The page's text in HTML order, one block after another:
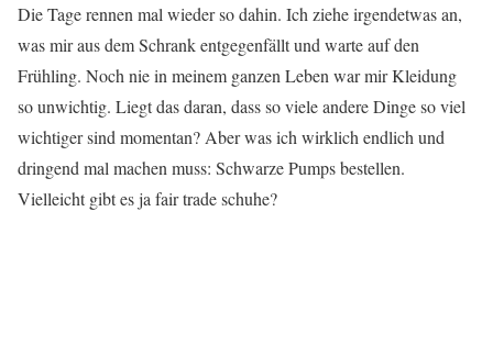
Die Tage rennen mal wieder so dahin. Ich ziehe irgendetwas an,
was mir aus dem Schrank entgegenfällt und warte auf den
Frühling. Noch nie in meinem ganzen Leben war mir Kleidung
so unwichtig. Liegt das daran, dass so viele andere Dinge so viel
wichtiger sind momentan? Aber was ich wirklich endlich und
dringend mal machen muss: Schwarze Pumps bestellen.
Vielleicht gibt es ja fair trade schuhe?